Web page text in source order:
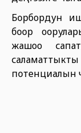
Борбордун
боор
жашоо
потенциалын